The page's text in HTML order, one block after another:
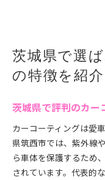
茨城県で選
の特徴を紹介
茨城県で評判のカー
カーコーティングは愛
県筑西市では、紫外線
ら車体を保護するため
されています。代表的